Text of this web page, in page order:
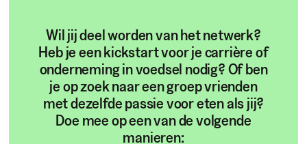
Wil jij deel worden van het netwerk?
Heb je een kickstart voor je carrière of
onderneming in voedsel nodig? Of ben
je op zoek naar een groep vrienden
met dezelfde passie voor eten als jij?
Doe mee op een van de volgende
manieren: